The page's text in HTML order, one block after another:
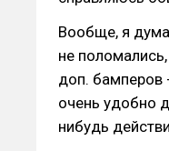
Вообще, я
не
доп. бамперов
очень удобно
нибудь